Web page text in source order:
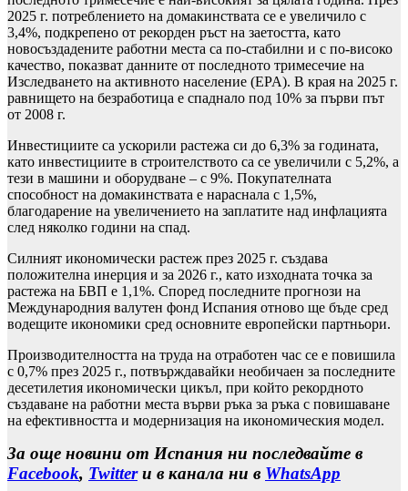
2025 г. потреблението на домакинствата се е увеличило с
3,4%, подкрепено от рекорден ръст на заетостта, като
новосъздадените работни места са по-стабилни и с по-високо
качество, показват данните от последното тримесечие на
Изследването на активното население (EPA). В края на 2025 г.
равнището на безработица е спаднало под 10% за първи път
от 2008 г.
Инвестициите са ускорили растежа си до 6,3% за годината,
като инвестициите в строителството са се увеличили с 5,2%, а
тези в машини и оборудване – с 9%. Покупателната
способност на домакинствата е нараснала с 1,5%,
благодарение на увеличението на заплатите над инфлацията
след няколко години на спад.
Силният икономически растеж през 2025 г. създава
положителна инерция и за 2026 г., като изходната точка за
растежа на БВП е 1,1%. Според последните прогнози на
Международния валутен фонд Испания отново ще бъде сред
водещите икономики сред основните европейски партньори.
Производителността на труда на отработен час се е повишила
с 0,7% през 2025 г., потвърждавайки необичаен за последните
десетилетия икономически цикъл, при който рекордното
създаване на работни места върви ръка за ръка с повишаване
на ефективността и модернизация на икономическия модел.
За още новини от Испания ни последвайте в
Facebook, Twitterи в канала ни в WhatsApp